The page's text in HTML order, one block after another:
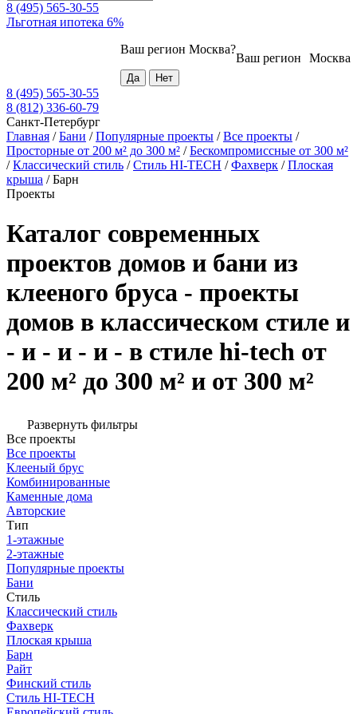
8 (495) 565-30-55
Льготная ипотека 6%
Москва
Ваш регион
Ваш регион Москва?
8 (495) 565-30-55
8 (812) 336-60-79
Санкт-Петербург
Главная /Бани /Популярные проекты /Все проекты /
Просторные от 200 м² до 300 м² /Бескомпромиссные от 300 м²
/Классический стиль /Стиль HI-TECH /Фахверк /Плоская
крыша /Барн
Проекты
Каталог современных
проектов домов и бани из
клееного бруса - проекты
домов в классическом стиле и
- и - и - и - в стиле hi-tech от
200 м² до 300 м² и от 300 м²
Развернуть фильтры
Все проекты
Все проекты
Клееный брус
Комбинированные
Каменные дома
Авторские
Тип
1-этажные
2-этажные
Популярные проекты
Бани
Стиль
Классический стиль
Фахверк
Плоская крыша
Барн
Райт
Финский стиль
Стиль HI-TECH